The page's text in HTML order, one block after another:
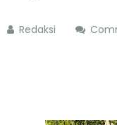
Redaksi